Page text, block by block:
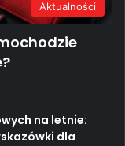
Aktualności
na letnie:
dla